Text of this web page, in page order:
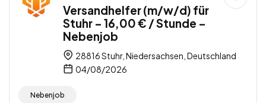
Versandhelfer (m/w/d) für
Stuhr – 16,00 € / Stunde –
Nebenjob
28816 Stuhr, Niedersachsen, Deutschland
04/08/2026
Nebenjob